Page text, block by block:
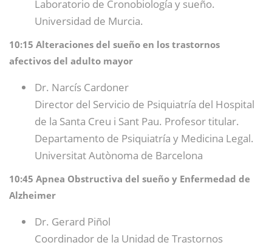
Laboratorio de Cronobiología y sueño.
Universidad de Murcia.
10:15 Alteraciones del sueño en los trastornos
afectivos del adulto mayor
Dr. Narcís Cardoner
Director del Servicio de Psiquiatría del Hospital
de la Santa Creu i Sant Pau. Profesor titular.
Departamento de Psiquiatría y Medicina Legal.
Universitat Autònoma de Barcelona
10:45 Apnea Obstructiva del sueño y Enfermedad de
Alzheimer
Dr. Gerard Piñol
Coordinador de la Unidad de Trastornos